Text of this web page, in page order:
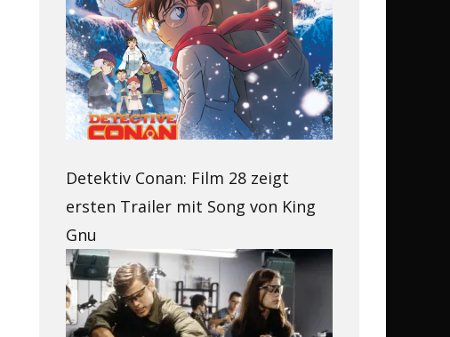
Detektiv Conan: Film 28 zeigt
ersten Trailer mit Song von King
Gnu